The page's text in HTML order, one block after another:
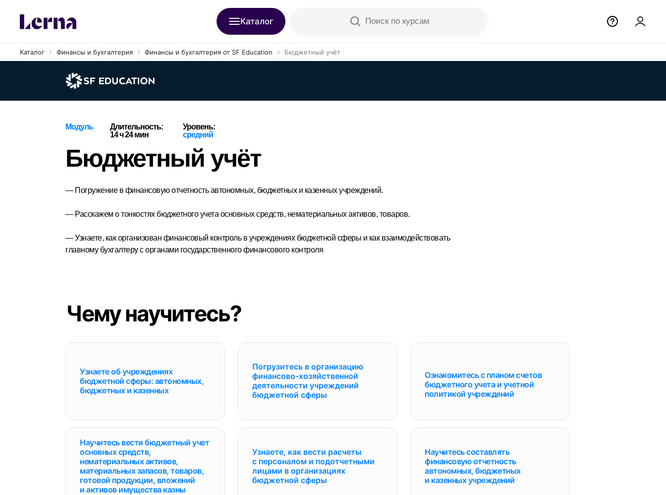
Каталог Поиск по курсам
Каталог Финансы и бухгалтерия Финансы и бухгалтерия от SF Education Бюджетный учёт
Бюджетный учёт
— Погружение в финансовую отчетность автономных, бюджетных и казенных учреждений.
— Расскажем о тонкостях бюджетного учета основных средств, нематериальных активов, товаров.
— Узнаете, как организован финансовый контроль в учреждениях бюджетной сферы и как взаимодействовать
главному бухгалтеру с органами государственного финансового контроля
Модуль Длительность:
Уровень:
14 ч 24 мин
средний
Научитесь составлять
финансовую отчетность
автономных, бюджетных
и казенных учреждений
Узнаете, как вести расчеты
с персоналом и подотчетными
лицами в организациях
бюджетной сферы
Научитесь вести бюджетный учет
основных средств,
нематериальных активов,
материальных запасов, товаров,
готовой продукции, вложений
и активов имущества казны
Ознакомитесь с планом счетов
бюджетного учета и учетной
политикой учреждений
Погрузитесь в организацию
финансово-хозяйственной
деятельности учреждений
бюджетной сферы
Узнаете об учреждениях
бюджетной сферы: автономных,
бюджетных и казенных
Чему научитесь?